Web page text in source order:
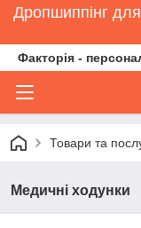
Дропшиппінг
Факторія -
Товари та
Медичні ходунки